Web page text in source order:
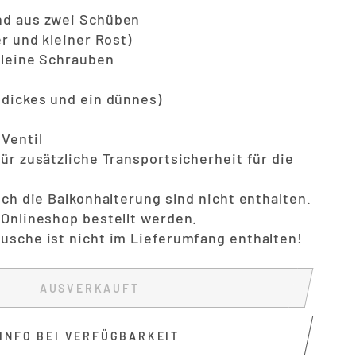
aus zwei Schüben
und kleiner Rost)
Schrauben
und ein dünnes)
zusätzliche Transportsicherheit für die
die Balkonhalterung sind nicht enthalten.
bestellt werden.
ist nicht im Lieferumfang enthalten!
AUSVERKAUFT
INFO BEI VERFÜGBARKEIT